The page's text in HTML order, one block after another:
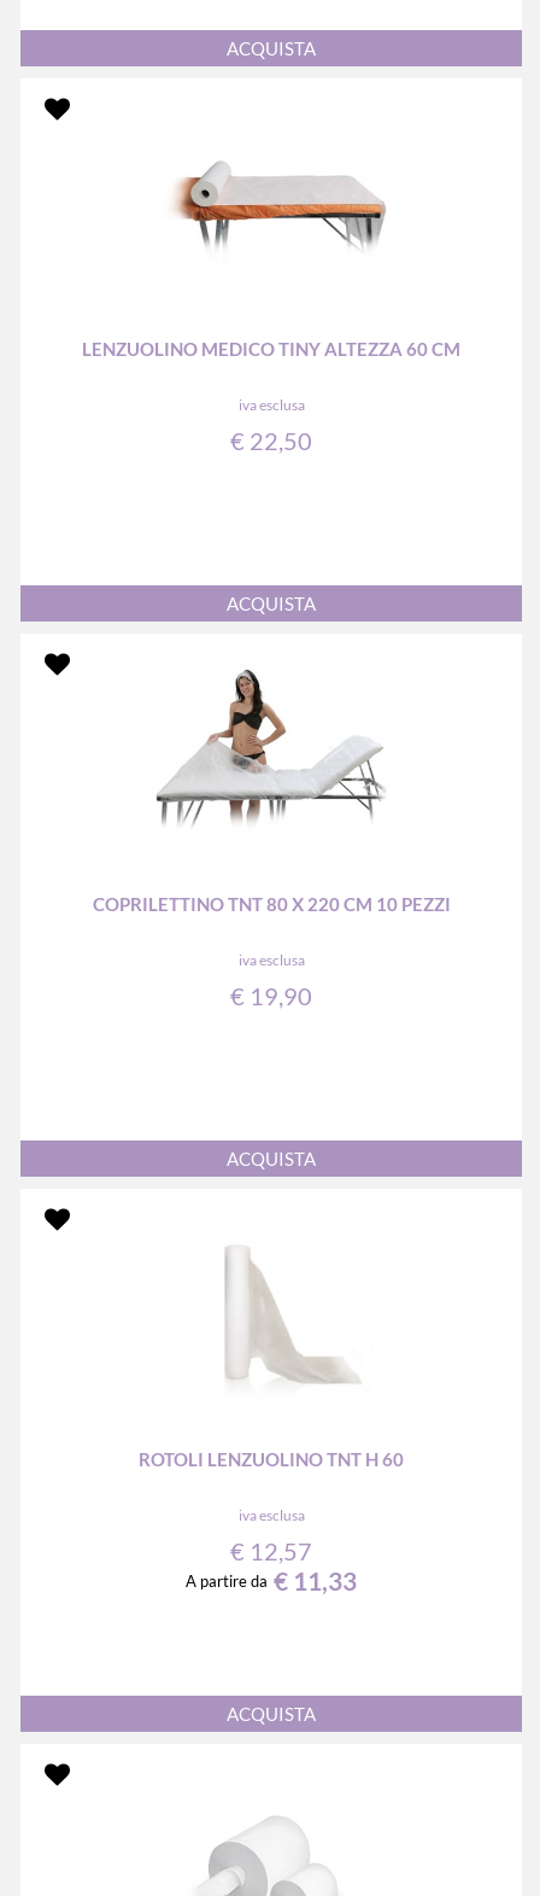
Quantità
ACQUISTA
LENZUOLINO MEDICO TINY ALTEZZA 60 CM
iva esclusa
€ 22,50
Quantità
ACQUISTA
COPRILETTINO TNT 80 X 220 CM 10 PEZZI
iva esclusa
€ 19,90
Quantità
ACQUISTA
ROTOLI LENZUOLINO TNT H 60
iva esclusa
€ 12,57
A partire da € 11,33
Quantità
ACQUISTA